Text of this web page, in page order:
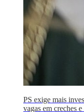
PS exige mais
vagas em creches e